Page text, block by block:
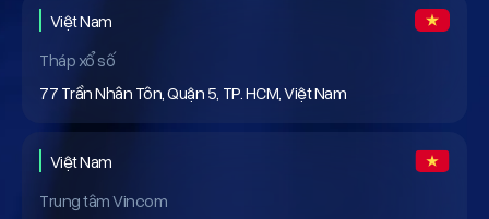
Việt Nam
Tháp xổ số
77 Trần Nhân Tôn, Quận 5, TP. HCM, Việt Nam
Việt Nam
Trung tâm Vincom